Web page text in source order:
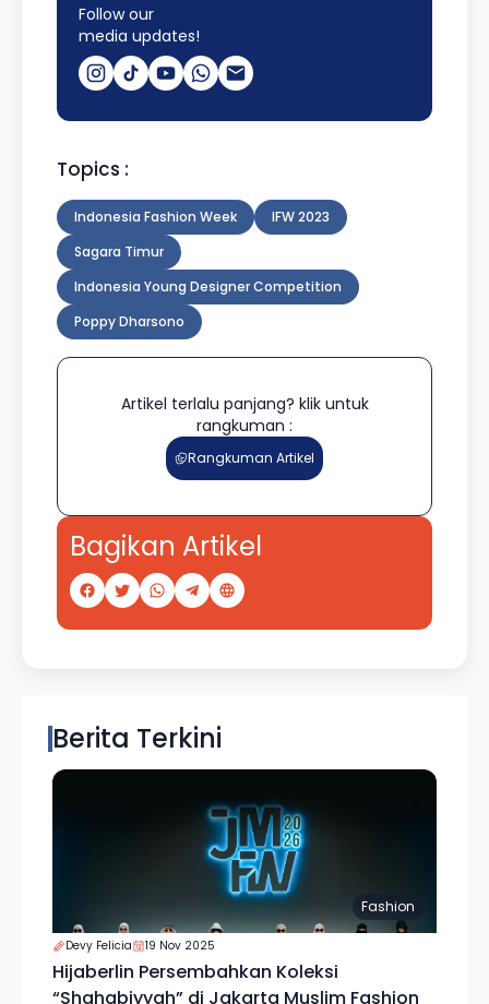
Follow our
media updates!
Topics :
Indonesia Fashion Week
IFW 2023
Sagara Timur
Indonesia Young Designer Competition
Poppy Dharsono
Artikel terlalu panjang? klik untuk
rangkuman :
Rangkuman Artikel
Bagikan Artikel
Berita Terkini
Fashion
Devy Felicia 19 Nov 2025
Hijaberlin Persembahkan Koleksi
“Shahabiyyah” di Jakarta Muslim Fashion